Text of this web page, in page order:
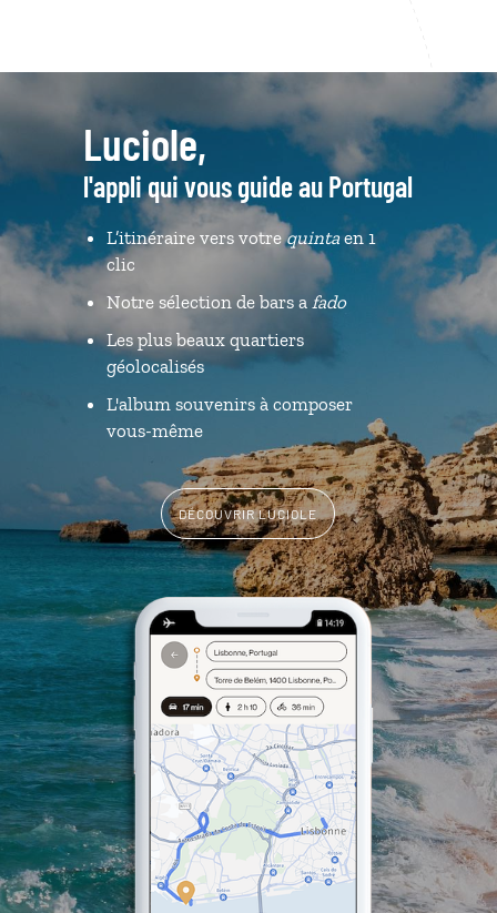
Luciole,
l'appli qui vous guide au Portugal
L’itinéraire vers votrequintaen 1
clic
Notre sélection de bars a fado
Les plus beaux quartiers
géolocalisés
L'album souvenirs à composer
vous-même
DÉCOUVRIR LUCIOLE